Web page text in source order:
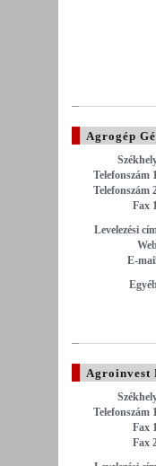
Agrogép
Telefonszám
Telefonszám
Fax
Levelezési
E-
Agroinvest
Telefonszám
Fax
Fax